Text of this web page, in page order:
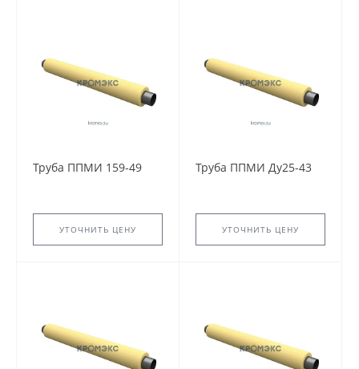
Труба ППМИ 159-49
УТОЧНИТЬ ЦЕНУ
Труба ППМИ Ду25-43
УТОЧНИТЬ ЦЕНУ